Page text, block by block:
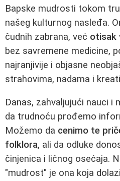
Bapske mudrosti tokom
našeg kulturnog nasleđa.
čudnih zabrana, već otisak
bez savremene medicine,
najranjivije i objasne
strahovima, nadama i
Danas, zahvaljujući nauci i
da trudnoću prođemo
Možemo da cenimo te
folklora, ali da odluke
činjenica i ličnog osećaja.
"mudrost" je ona koja